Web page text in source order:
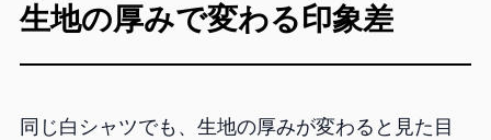
生地の厚みで変わる印象差
同じ白シャツでも、生地の厚みが変わると見た目